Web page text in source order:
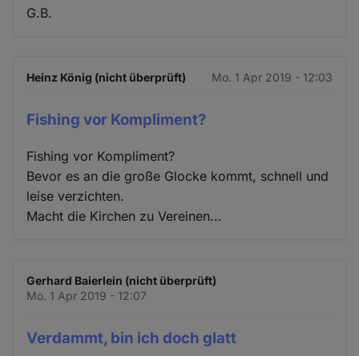
G.B.
Heinz König (nicht überprüft) Mo. 1 Apr 2019 - 12:03
Fishing vor Kompliment?
Fishing vor Kompliment?
Bevor es an die große Glocke kommt, schnell und
leise verzichten.
Macht die Kirchen zu Vereinen...
Gerhard Baierlein (nicht überprüft)
Mo. 1 Apr 2019 - 12:07
Verdammt, bin ich doch glatt